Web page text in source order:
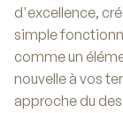
d'excellence,
simple
comme un
nouvelle à vos
approche du